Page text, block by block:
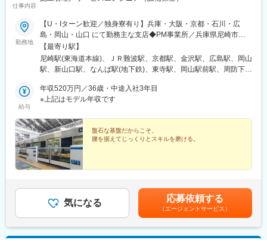
・国内外など、将来のキャリアの選択肢を広く持ちたい方
・安定した基盤のもと、長期的にキャリアアップしたい方
変更の範囲：会社の定める業務
■研修：
・入社後はeラーニング「eトレ」や座学研修、OJTで調理・接客
から経営ノウハウまで体系的に学べます◎
・社外研修にも積極的で、飲食×ビジネスのスキルを幅広く習得可
能です。
■キャリアパス：
ジメントラインのほか、人事・労務・広報・商品開発・海外事業
部など本部ポジションへの挑戦も可能。
・国内店舗で店長を経験した後に、海外店舗へチャレンジする社
員も多数います。
・将来の独立を見据え、店舗経営を一通り学びたい方にもぴった
りの環境です！
・月8～9休／深夜営業基本なし
・休日出勤などもブロック長、SVがサポートしていますのでエリ
ア内で人員を補い合い、適正な運営を実現しています。
仕事内容
勤務地
【U・Iターン歓迎／独身寮有り】兵庫・大阪・京都・石川・広
島・岡山・山口 にて勤務主な支店◆PM事業所／兵庫県尼崎市潮
江／JR各線「尼崎駅」より徒歩7分◆MC事業所／兵庫県尼崎市潮
江、各現場作業所◆関西支店／大阪府大阪市浪速区湊町／各線
「JR難波駅」より徒歩5分◆京都支店／京都府京都市下京区油小
支店／石川県金沢市元菊町／JR線「金沢駅」より徒歩12分◆広島
支店／広島県広島市東区愛宕町／JR線「広島駅」より徒歩5分◆
分◆山口支店／山口県山口市小郡令和／JR線「新山口駅」より徒
歩8分 上記以外に現場作業所での勤務があります。また、異動す
る可能性あり。 ※配属先は応相談となります。※住所詳細は「勤務
地一覧」をご覧ください※受動喫煙対策：屋内全面禁煙（一部事務
所では屋内分煙あり）
【最寄り駅】
尼崎駅(東海道本線)、ＪＲ難波駅、京都駅、金沢駅、広島駅、岡山
駅、新山口駅、なんば駅(地下鉄)、東寺駅、岡山駅前駅、周防下郷
給与
年収520万円／36歳・中途入社3年目
※上記はモデル年収です
盤石な基盤だからこそ、
腰を据えてじっくりとスキルを磨ける。
気になる 応募依頼する
（エージェントサービス）